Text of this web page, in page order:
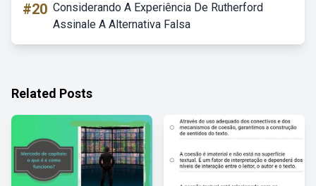
#20 Considerando A Experiência De Rutherford
Assinale A Alternativa Falsa
Related Posts